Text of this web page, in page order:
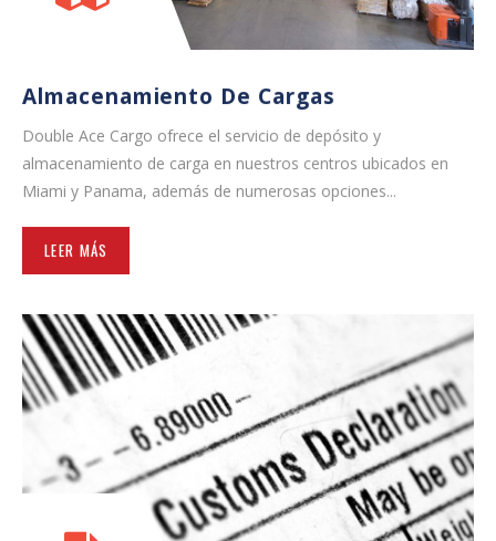
Almacenamiento De Cargas
Double Ace Cargo ofrece el servicio de depósito y
almacenamiento de carga en nuestros centros ubicados en
Miami y Panama, además de numerosas opciones...
LEER MÁS